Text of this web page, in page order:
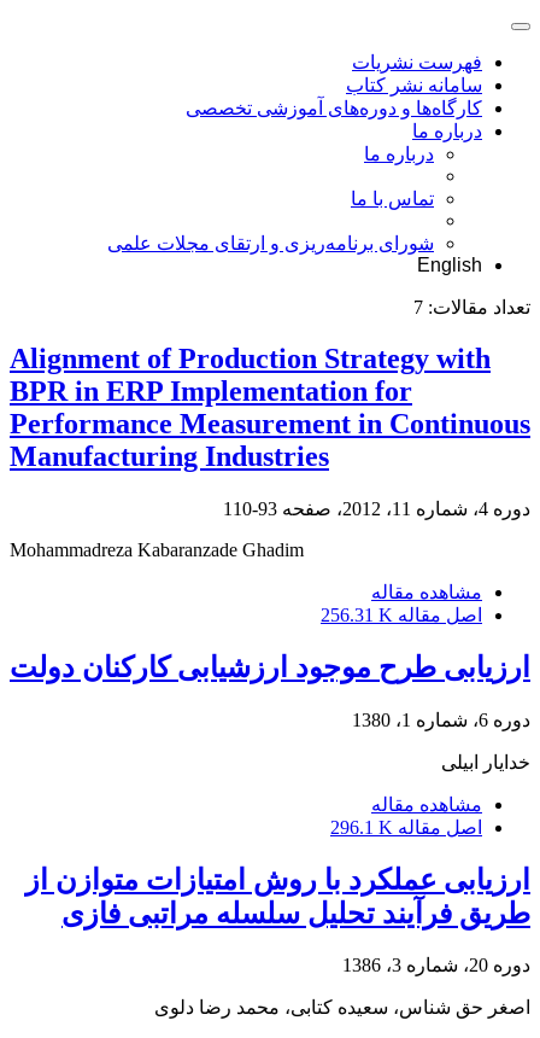
فهرست نشریات
سامانه نشر کتاب
کارگاه‌ها و دوره‌های آموزشی تخصصی
درباره ما
درباره ما
تماس با ما
شورای برنامه‌ریزی و ارتقای مجلات علمی
English
تعداد مقالات: 7
Alignment of Production Strategy with
BPR in ERP Implementation for
Performance Measurement in Continuous
Manufacturing Industries
دوره 4، شماره 11، 2012، صفحه
93-110
Mohammadreza Kabaranzade Ghadim
مشاهده مقاله
اصل مقاله 256.31 K
ارزیابی طرح موجود ارزشیابی کارکنان دولت
دوره 6، شماره 1، 1380
خدایار ابیلی
مشاهده مقاله
اصل مقاله 296.1 K
ارزیابی عملکرد با روش امتیازات متوازن از
طریق فرآیند تحلیل سلسله مراتبی فازی
دوره 20، شماره 3، 1386
اصغر حق شناس، سعیده کتابی، محمد رضا دلوی